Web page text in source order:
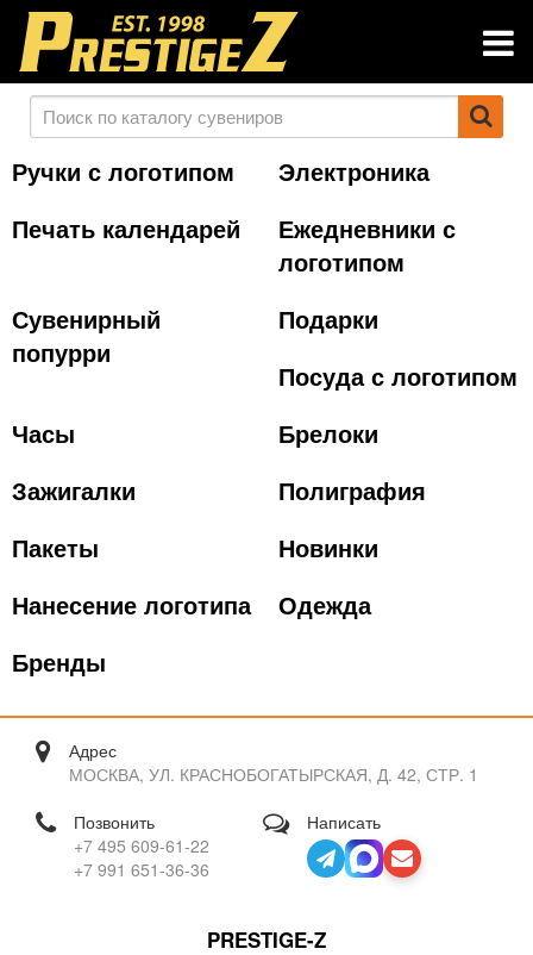
Ручки с логотипом
Электроника
Печать календарей
Ежедневники с
логотипом
Сувенирный
попурри
Подарки
Посуда с логотипом
Часы
Брелоки
Зажигалки
Полиграфия
Пакеты
Новинки
Нанесение логотипа
Одежда
Бренды
Адрес
МОСКВА, УЛ. КРАСНОБОГАТЫРСКАЯ, Д. 42, СТР. 1
Позвонить
+7 495 609-61-22
+7 991 651-36-36
Написать
PRESTIGE-Z